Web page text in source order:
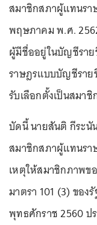
สมาชิกสภาผู้แทนร
พฤษภาคม พ.ศ.
ผู้มีชื่ออยู่ในบัญชีรา
ราษฎรแบบบัญชีราย
รับเลือกตั้งเป็นสมา
บัดนี้ นายสันติ กีระ
สมาชิกสภาผู้แทนรา
เหตุให้สมาชิกภาพข
มาตรา 101 (3) ขอ
พุทธศักราช 2560 ป